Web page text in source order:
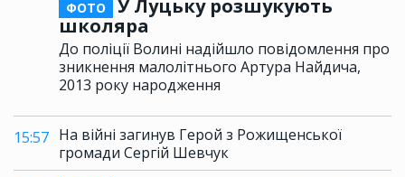
ФОТО
У Луцьку розшукують
школяра
До поліції Волині надійшло повідомлення про
зникнення малолітнього Артура Найдича,
2013 року народження
15:57 На війні загинув Герой з Рожищенської
громади Сергій Шевчук